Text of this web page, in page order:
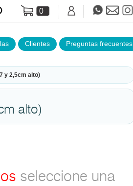
0
Clientes Preguntas frecuentes
y 2,5cm alto)
alto)
seleccione una